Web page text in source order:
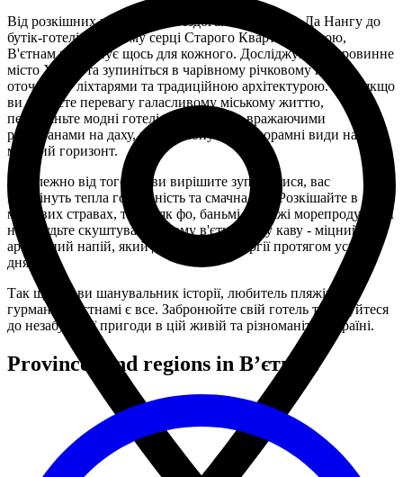
Від розкішних курортів на бездоганних пляжах Да Нангу до
бутік-готелів у самому серці Старого Кварталу Ханою,
В'єтнам пропонує щось для кожного. Досліджуйте старовинне
місто Хойан та зупиніться в чарівному річковому готелі,
оточеному ліхтарями та традиційною архітектурою. Або, якщо
ви віддаєте перевагу галасливому міському життю,
перегляньте модні готелі у Хошиміні з вражаючими
ресторанами на даху, що пропонують панорамні види на
міський горизонт.
Незалежно від того, де ви вирішите зупинитися, вас
зустрінуть тепла гостинність та смачна їжа. Розкішайте в
місцевих стравах, таких як фо, баньмі та свіжі морепродукти. І
не забудьте скуштувати відому в'єтнамську каву - міцний та
ароматний напій, який додасть вам енергії протягом усього
дня.
Так що, чи ви шанувальник історії, любитель пляжів чи
гурман, у В'єтнамі є все. Забронюйте свій готель та готуйтеся
до незабутньої пригоди в цій живій та різноманітній країні.
Provinces and regions in Вʼєтнам